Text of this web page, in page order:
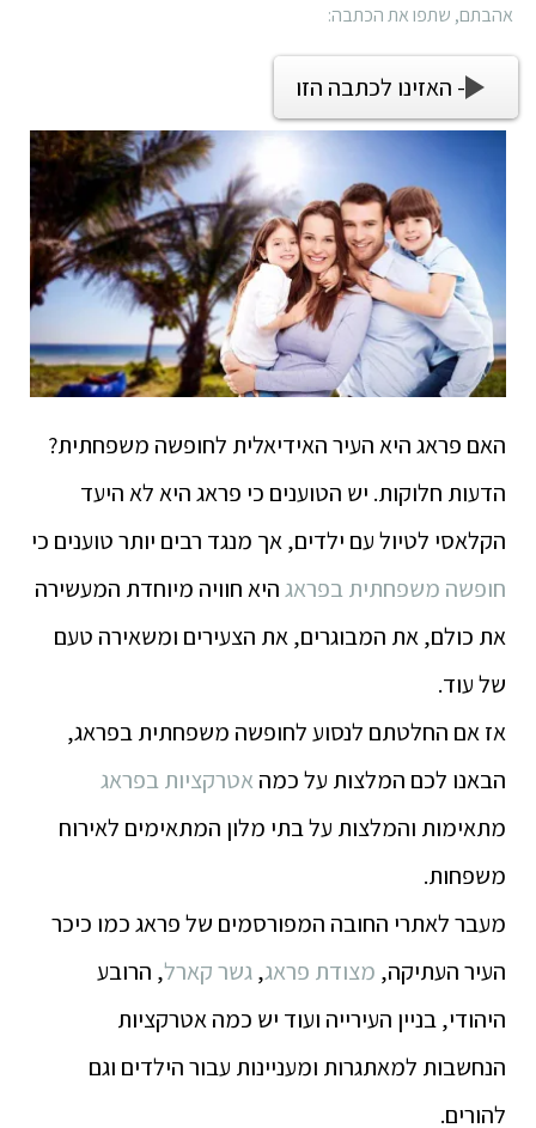
אהבתם, שתפו את הכתבה:
- האזינו לכתבה הזו
האם פראג היא העיר האידיאלית לחופשה משפחתית?
הדעות חלוקות. יש הטוענים כי פראג היא לא היעד
הקלאסי לטיול עם ילדים, אך מנגד רבים יותר טוענים כי
חופשה משפחתית בפראגהיא חוויה מיוחדת המעשירה
את כולם, את המבוגרים, את הצעירים ומשאירה טעם
של עוד.
אז אם החלטתם לנסוע לחופשה משפחתית בפראג,
הבאנו לכם המלצות על כמה אטרקציות בפראג
מתאימות והמלצות על בתי מלון המתאימים לאירוח
משפחות.
מעבר לאתרי החובה המפורסמים של פראג כמו כיכר
העיר העתיקה, מצודת פראג,גשר קארל, הרובע
היהודי, בניין העירייה ועוד יש כמה אטרקציות
הנחשבות למאתגרות ומעניינות עבור הילדים וגם
להורים.